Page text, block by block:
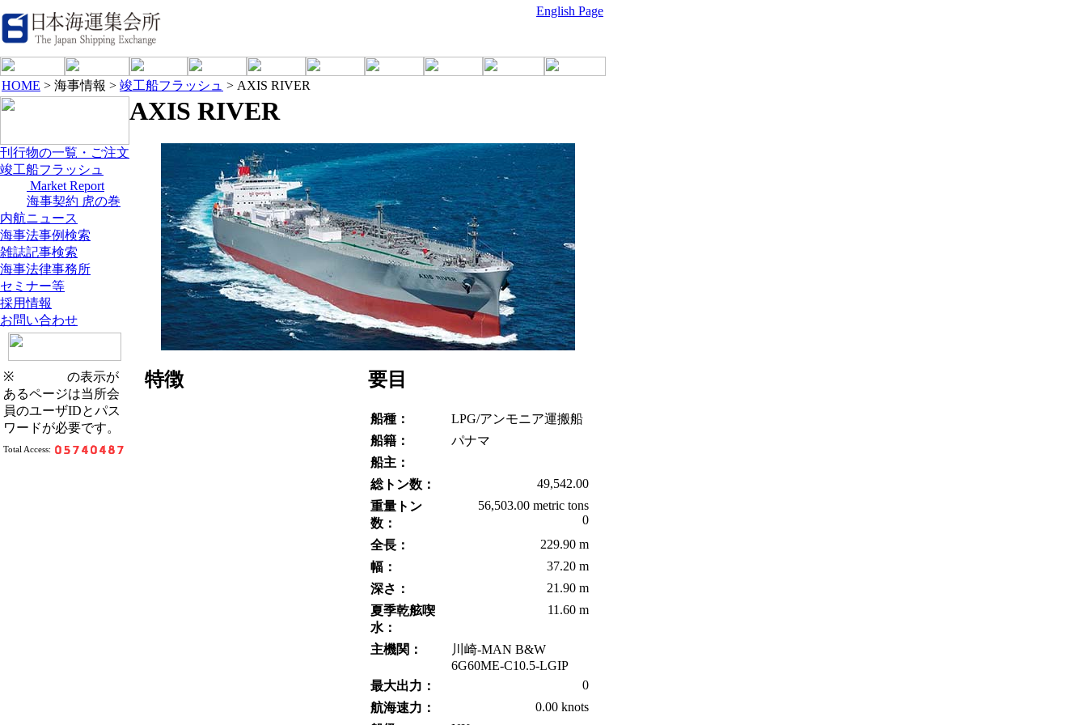
English Page
HOME > 海事情報 > 竣工船フラッシュ > AXIS RIVER
刊行物の一覧・ご注文
竣工船フラッシュ
Market Report
海事契約 虎の巻
内航ニュース
海事法事例検索
雑誌記事検索
海事法律事務所
セミナー等
採用情報
お問い合わせ
※
の表示が
あるページは当所会
員のユーザIDとパス
ワードが必要です。
Total Access:
AXIS RIVER
特徴 要目
船種：
LPG/アンモニア運搬船
船籍：
パナマ
船主：
総トン数：
49,542.00
重量トン
数：
56,503.00 metric tons
0
全長：
229.90 m
幅：
37.20 m
深さ：
21.90 m
夏季乾舷喫
水：
11.60 m
主機関：
川崎-MAN B&W
6G60ME-C10.5-LGIP
最大出力：
0
航海速力：
0.00 knots